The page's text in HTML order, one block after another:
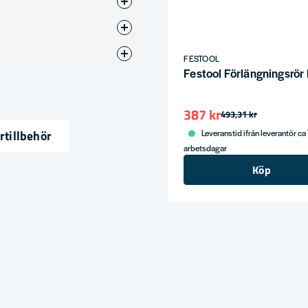
FESTOOL
Festool Förlängningsrör
493,31 kr
387 kr
Leveranstid ifrån leverantör ca
arbetsdagar
Köp